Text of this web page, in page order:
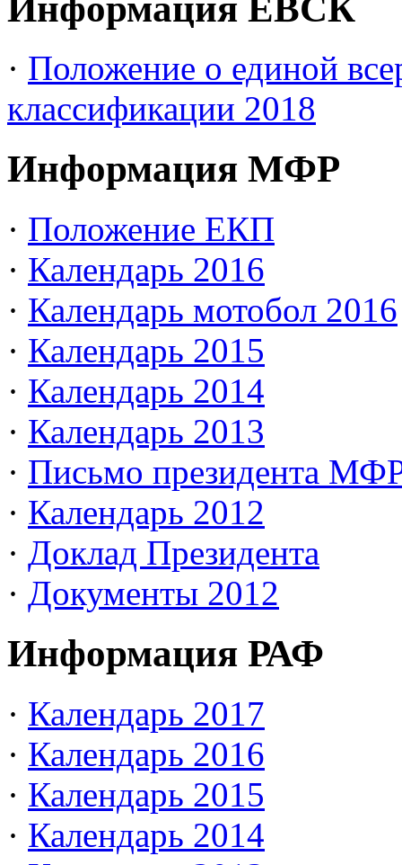
· Положение о единой
классификации 2018
Информация МФР
· Положение ЕКП
· Календарь 2016
· Календарь мотобол 2016
· Календарь 2015
· Календарь 2014
· Календарь 2013
· Письмо президента
· Календарь 2012
· Доклад Президента
· Документы 2012
Информация РАФ
· Календарь 2017
· Календарь 2016
· Календарь 2015
· Календарь 2014